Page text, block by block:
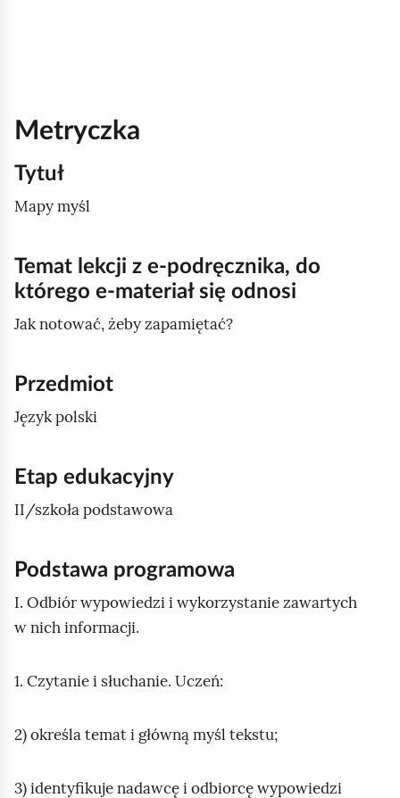
Metryczka
Tytuł
Mapy myśl
Temat lekcji z e‑podręcznika, do
którego e‑materiał się odnosi
Jak notować, żeby zapamiętać?
Przedmiot
Język polski
Etap edukacyjny
II/szkoła podstawowa
Podstawa programowa
I. Odbiór wypowiedzi i wykorzystanie zawartych
w nich informacji.
1. Czytanie i słuchanie. Uczeń:
2) określa temat i główną myśl tekstu;
3) identyfikuje nadawcę i odbiorcę wypowiedzi